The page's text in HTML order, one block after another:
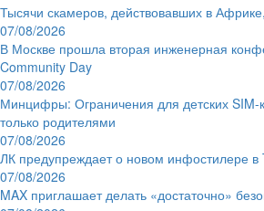
Тысячи скамеров, действовавших в
07/08/2026
В Москве прошла вторая инженерная
Community Day
07/08/2026
Минцифры: Ограничения для детских SIM-
только родителями
07/08/2026
ЛК предупреждает о новом инфостилере в
07/08/2026
MAX приглашает делать «достаточно»